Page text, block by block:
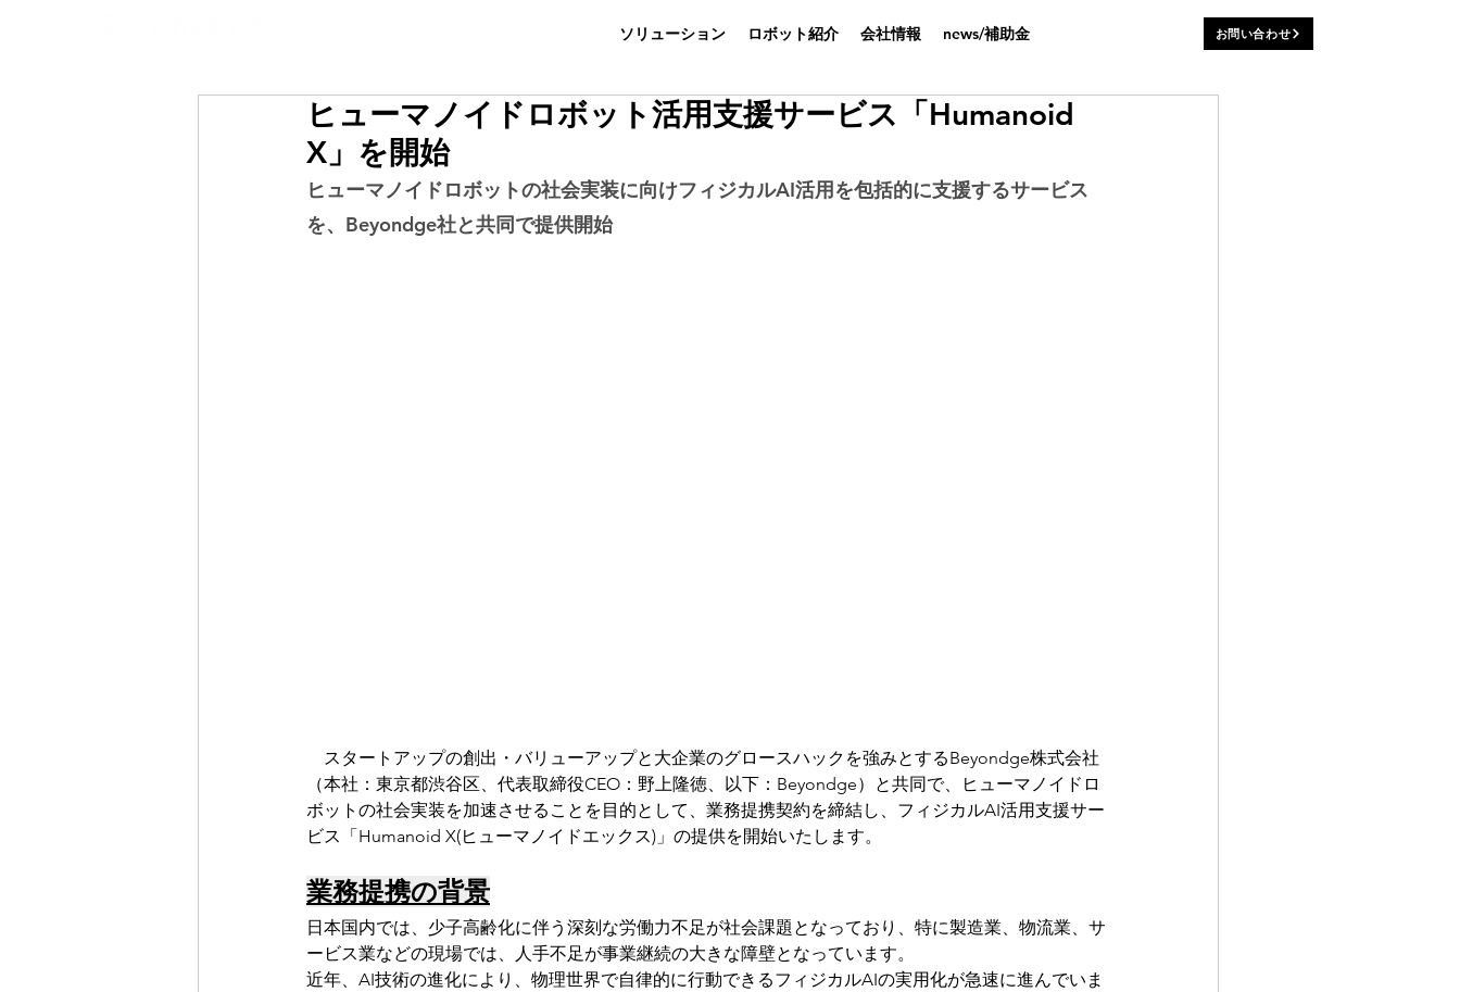
ソリューション ロボット紹介 会社情報 news/補助金 お問い合わせ
ヒューマノイドロボット活用支援サービス「Humanoid
X」を開始
ヒューマノイドロボットの社会実装に向けフィジカルAI活用を包括的に支援するサービス
を、Beyondge社と共同で提供開始
スタートアップの創出・バリューアップと大企業のグロースハックを強みとするBeyondge株式会社
（本社：東京都渋谷区、代表取締役CEO：野上隆徳、以下：Beyondge）と共同で、ヒューマノイドロ
ボットの社会実装を加速させることを目的として、業務提携契約を締結し、フィジカルAI活用支援サー
ビス「Humanoid X(ヒューマノイドエックス)」の提供を開始いたします。
業務提携の背景
日本国内では、少子高齢化に伴う深刻な労働力不足が社会課題となっており、特に製造業、物流業、サ
ービス業などの現場では、人手不足が事業継続の大きな障壁となっています。
近年、AI技術の進化により、物理世界で自律的に行動できるフィジカルAIの実用化が急速に進んでいま